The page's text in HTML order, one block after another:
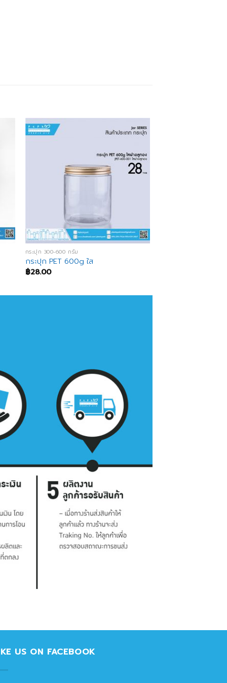
กระปุก 300-600 กรัม
กระปุก PET 600g ใส
฿28.00
US ON FACEBOOK